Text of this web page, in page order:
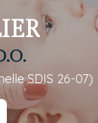
SDIS 26-07)